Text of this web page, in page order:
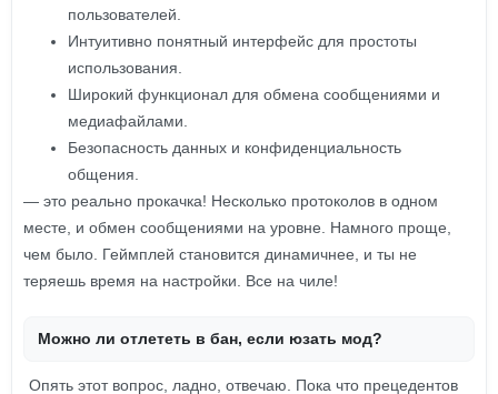
пользователей.
Интуитивно понятный интерфейс для простоты
использования.
Широкий функционал для обмена сообщениями и
медиафайлами.
Безопасность данных и конфиденциальность
общения.
— это реально прокачка! Несколько протоколов в одном
месте, и обмен сообщениями на уровне. Намного проще,
чем было. Геймплей становится динамичнее, и ты не
теряешь время на настройки. Все на чиле!
Можно ли отлететь в бан, если юзать мод?
Опять этот вопрос, ладно, отвечаю. Пока что прецедентов